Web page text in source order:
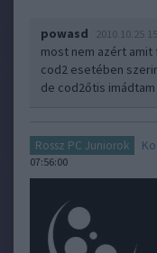
powasd 2010.10.25
most nem azért
cod2 esetében
de cod2őtis imádtam
Rossz PC Juniorok
07:56:00